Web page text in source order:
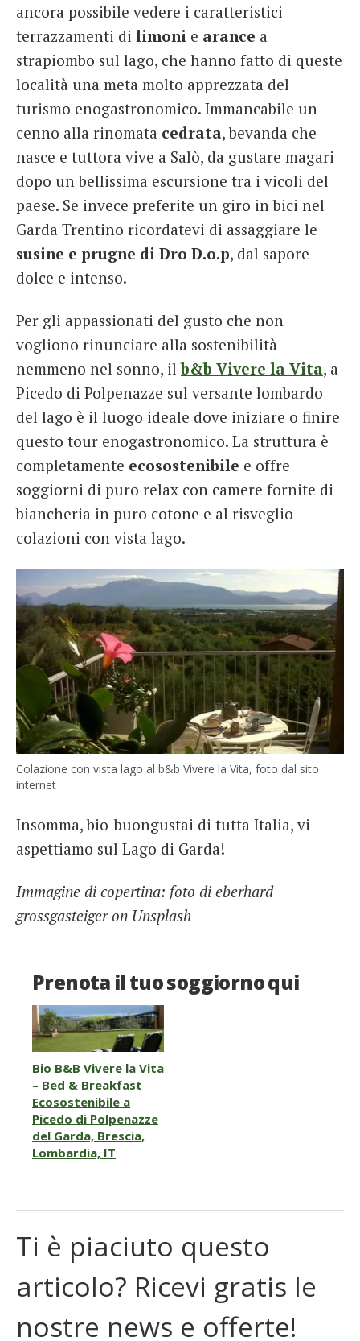
ancora possibile vedere i caratteristici
terrazzamenti di limoni e arance a
strapiombo sul lago, che hanno fatto di queste
località una meta molto apprezzata del
turismo enogastronomico. Immancabile un
cenno alla rinomata cedrata, bevanda che
nasce e tuttora vive a Salò, da gustare magari
dopo un bellissima escursione tra i vicoli del
paese. Se invece preferite un giro in bici nel
Garda Trentino ricordatevi di assaggiare le
susine e prugne di Dro D.o.p, dal sapore
dolce e intenso.
Per gli appassionati del gusto che non
vogliono rinunciare alla sostenibilità
nemmeno nel sonno, ilb&b Vivere la Vita, a
Picedo di Polpenazze sul versante lombardo
del lago è il luogo ideale dove iniziare o finire
questo tour enogastronomico. La struttura è
completamente ecosostenibile e offre
soggiorni di puro relax con camere fornite di
biancheria in puro cotone e al risveglio
colazioni con vista lago.
Colazione con vista lago al b&b Vivere la Vita, foto dal sito
internet
Insomma, bio-buongustai di tutta Italia, vi
aspettiamo sul Lago di Garda!
Immagine di copertina: foto di eberhard
grossgasteiger on Unsplash
Prenota il tuo soggiorno qui
Bio B&B Vivere la Vita
– Bed & Breakfast
Ecosostenibile a
Picedo di Polpenazze
del Garda, Brescia,
Lombardia, IT
Ti è piaciuto questo
articolo? Ricevi gratis le
nostre news e offerte!